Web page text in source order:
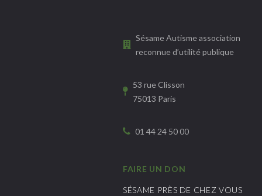
Sésame Autisme association
reconnue d’utilité publique
53 rue Clisson
75013 Paris
01 44 24 50 00
FAIRE UN DON
SÉSAME PRÈS DE CHEZ VOUS